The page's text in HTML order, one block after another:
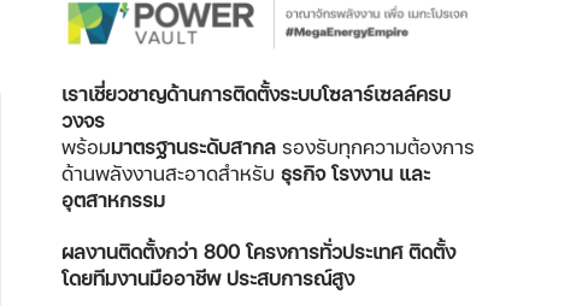
เราเชี่ยวชาญด้านการติดตั้งระบบโซลาร์เซลล์ครบ
วงจร
พร้อมมาตรฐานระดับสากล รองรับทุกความต้องการ
ด้านพลังงานสะอาดสำหรับ ธุรกิจ โรงงาน และ
อุตสาหกรรม
ผลงานติดตั้งกว่า 800 โครงการทั่วประเทศติดตั้ง
โดยทีมงานมืออาชีพ ประสบการณ์สูง